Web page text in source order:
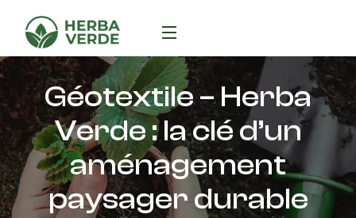
Géotextile – Herba
Verde : la clé d’un
aménagement
paysager durable